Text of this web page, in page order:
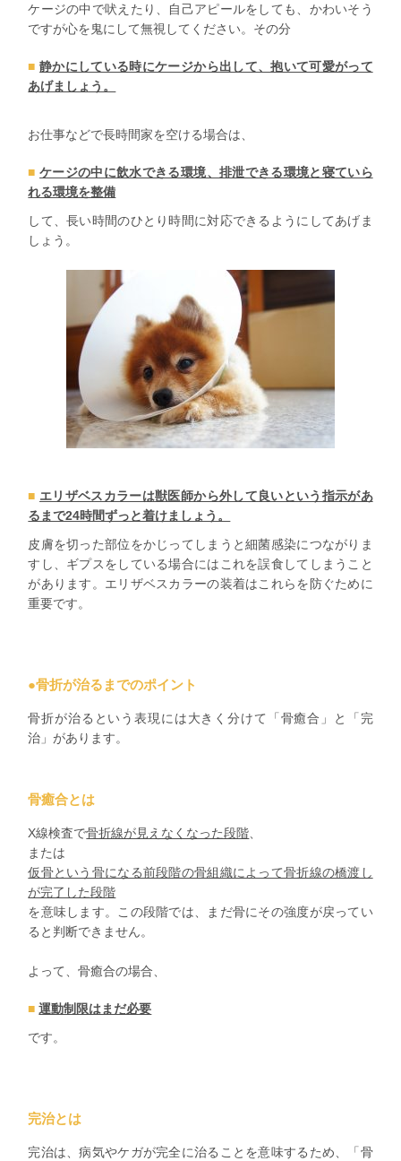
ケージの中で吠えたり、自己アピールをしても、かわいそう
ですが心を鬼にして無視してください。その分
静かにしている時にケージから出して、抱いて可愛がって
あげましょう。
お仕事などで長時間家を空ける場合は、
ケージの中に飲水できる環境、排泄できる環境と寝ていら
れる環境を整備
して、長い時間のひとり時間に対応できるようにしてあげま
しょう。
エリザベスカラーは獣医師から外して良いという指示があ
るまで24時間ずっと着けましょう。
皮膚を切った部位をかじってしまうと細菌感染につながりま
すし、 ギプスをしている場合にはこれを誤食 してしまうこと
があります。エリザベスカラーの装着はこれらを防ぐために
重要です。
●骨折が治るまでのポイント
骨折が治るという表現には大きく分けて「 骨癒合」 と「 完
治」 があります。
骨癒合とは
X線検査で骨折線が見えなくなった段階
または
仮骨という骨になる前段階の骨組織によって骨折線の橋渡し
が完了した段階
を意味します。この段階では、まだ骨にその強度が戻ってい
ると判断できません。
よって、骨癒合の場合、
運動制限はまだ必要
です。
完治とは
完治は、病気やケガが完全に治ることを意味するため、「骨